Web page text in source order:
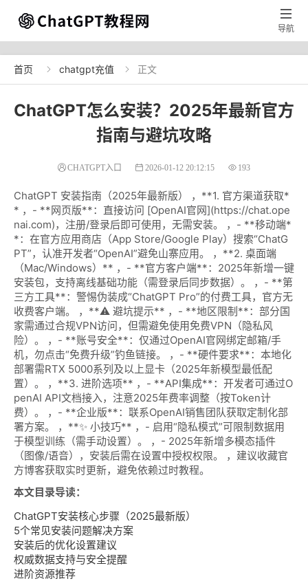

导航
首页  chatgpt充值  正文
ChatGPT怎么安装？2025年最新官方
指南与避坑攻略
CHATGPT入口 2026-01-12 20:12:15 193
ChatGPT 安装指南（2025年最新版） ，**1. 官方渠道获取*
* ，- **网页版**：直接访问 [OpenAI官网](https://chat.ope
nai.com)，注册/登录后即可使用，无需安装。 ，- **移动端*
*：在官方应用商店（App Store/Google Play）搜索“ChatG
PT”，认准开发者“OpenAI”避免山寨应用。 ，**2. 桌面端
（Mac/Windows）** ，- **官方客户端**：2025年新增一键
安装包，支持离线基础功能（需登录后同步数据）。 ，- **第
三方工具**：警惕伪装成“ChatGPT Pro”的付费工具，官方无
收费客户端。 ，**⚠️ 避坑提示** ，- **地区限制**：部分国
家需通过合规VPN访问，但需避免使用免费VPN（隐私风
险）。 ，- **账号安全**：仅通过OpenAI官网绑定邮箱/手
机，勿点击“免费升级”钓鱼链接。 ，- **硬件要求**：本地化
部署需RTX 5000系列及以上显卡（2025年新模型最低配
置）。 ，**3. 进阶选项** ，- **API集成**：开发者可通过O
penAI API文档接入，注意2025年费率调整（按Token计
费）。 ，- **企业版**：联系OpenAI销售团队获取定制化部
署方案。 ，**✨ 小技巧** ，- 启用“隐私模式”可限制数据用
于模型训练（需手动设置）。 ，- 2025年新增多模态插件
（图像/语音），安装后需在设置中授权权限。 ，建议收藏官
方博客获取实时更新，避免依赖过时教程。
本文目录导读：
ChatGPT安装核心步骤（2025最新版）
5个常见安装问题解决方案
安装后的优化设置建议
权威数据支持与安全提醒
进阶资源推荐